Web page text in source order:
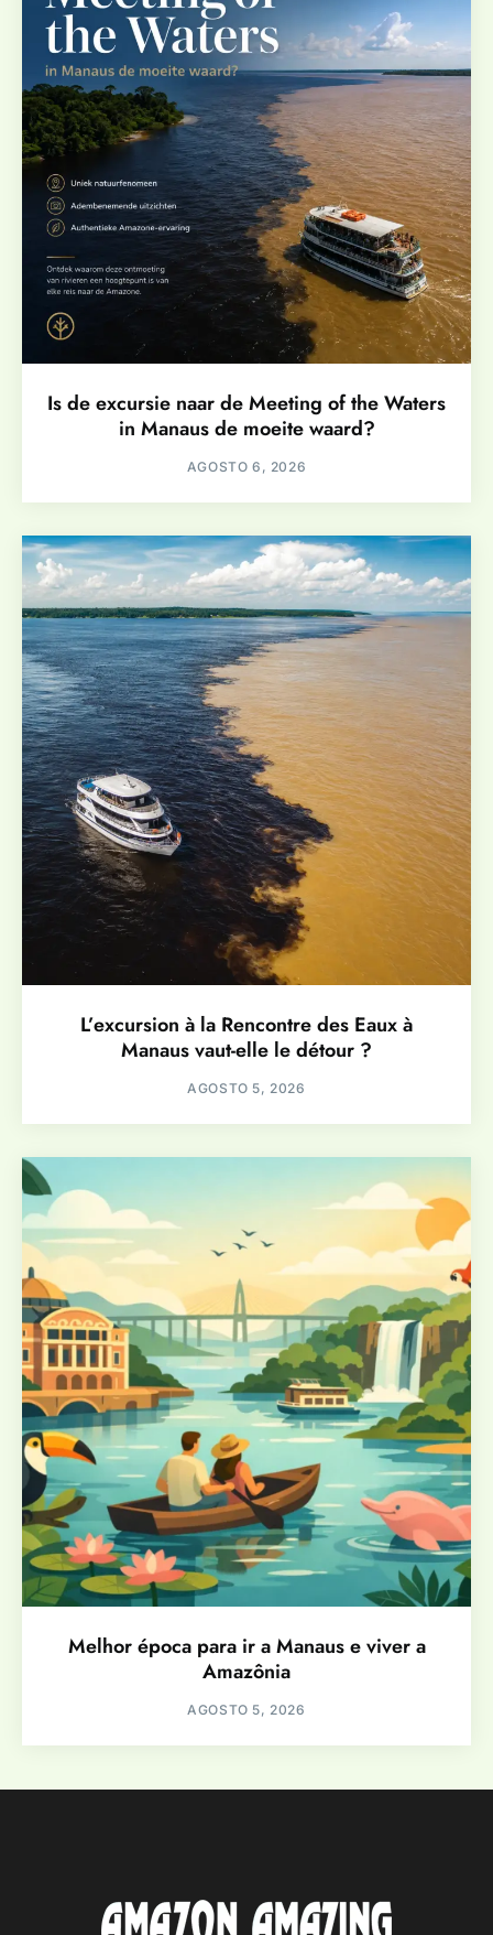
Is de excursie naar de Meeting of the Waters
in Manaus de moeite waard?
AGOSTO 6, 2026
L’excursion à la Rencontre des Eaux à
Manaus vaut-elle le détour ?
AGOSTO 5, 2026
Melhor época para ir a Manaus e viver a
Amazônia
AGOSTO 5, 2026